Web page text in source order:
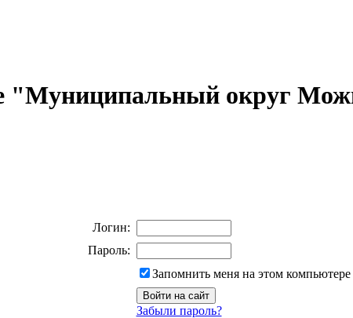
"Муниципальный округ
Логин:
Пароль:
Запомнить меня на этом компьютере
Забыли пароль?